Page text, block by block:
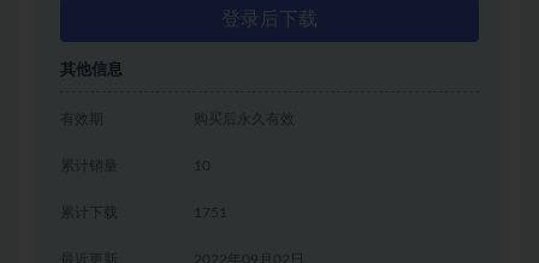
登录后下载
其他信息
有效期 购买后永久有效
累计销量 10
累计下载 1751
2022年09月02日